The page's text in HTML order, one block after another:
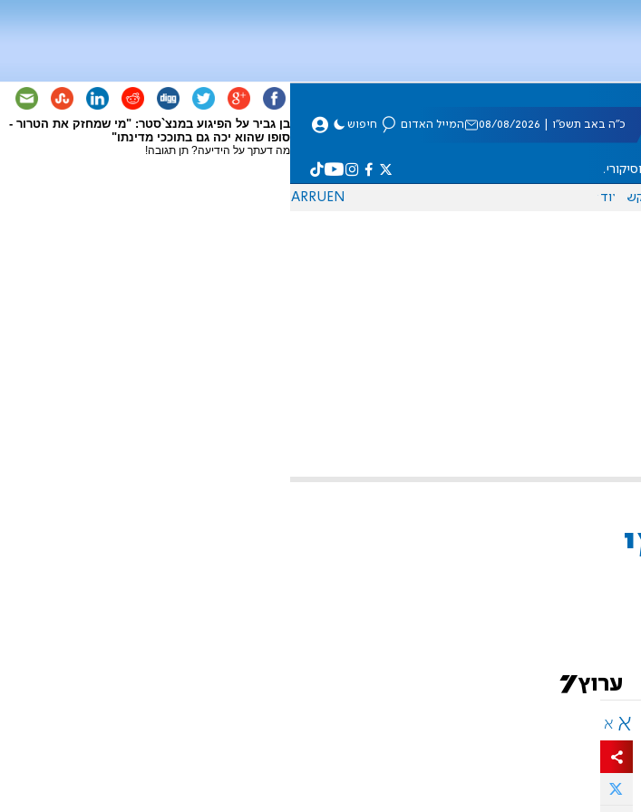
בן גביר על הפיגוע במנצ`סטר: "מי שמחזק את הטרור -
סופו שהוא יכה גם בתוככי מדינתו"
מה דעתך על הידיעה? תן תגובה!